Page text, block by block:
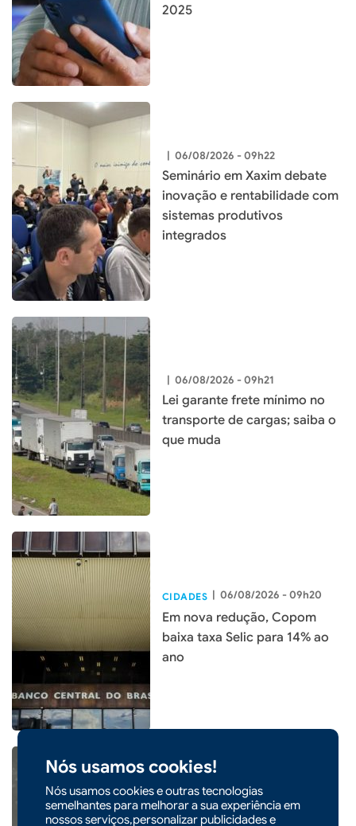
Nós usamos cookies!
Nós usamos cookies e outras tecnologias
semelhantes para melhorar a sua experiência em
nossos serviços,personalizar publicidades e
2025
| 06/08/2026 - 09h22
Seminário em Xaxim debate
inovação e rentabilidade com
sistemas produtivos
integrados
| 06/08/2026 - 09h21
Lei garante frete mínimo no
transporte de cargas; saiba o
que muda
CIDADES | 06/08/2026 - 09h20
Em nova redução, Copom
baixa taxa Selic para 14% ao
ano
| 05/08/2026 - 14h54